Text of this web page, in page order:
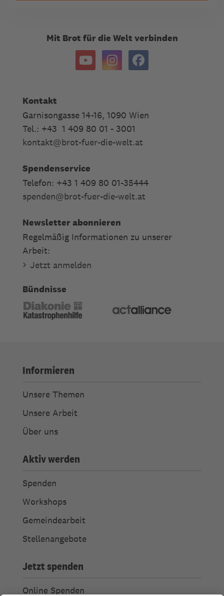
Mit Brot für die Welt verbinden
Kontakt
Garnisongasse 14-16, 1090 Wien
Tel.: +43 1 409 80 01 - 3001
kontakt@brot-fuer-die-welt.at
Spendenservice
Telefon: +43 1 409 80 01-35444
spenden@brot-fuer-die-welt.at
Newsletter abonnieren
Regelmäßig Informationen zu unserer
Arbeit:
Jetzt anmelden
Bündnisse
Informieren
Unsere Themen
Unsere Arbeit
Über uns
Aktiv werden
Spenden
Workshops
Gemeindearbeit
Stellenangebote
Jetzt spenden
Online Spenden